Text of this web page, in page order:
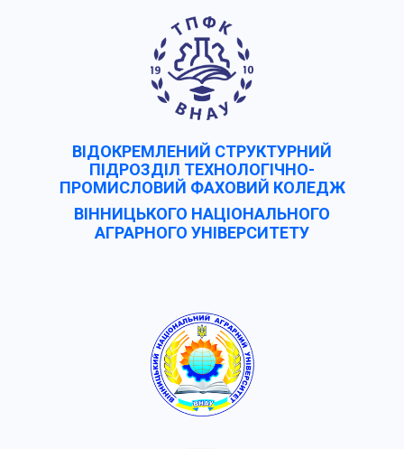
ВІДОКРЕМЛЕНИЙ СТРУКТУРНИЙ
ПІДРОЗДІЛ ТЕХНОЛОГІЧНО-
ПРОМИСЛОВИЙ ФАХОВИЙ КОЛЕДЖ
ВІННИЦЬКОГО НАЦІОНАЛЬНОГО
АГРАРНОГО УНІВЕРCИТЕТУ